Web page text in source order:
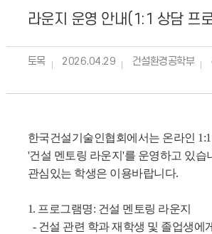
라운지 운영 안내(1:1 상담 프
토목 2026.04.29 건설환경공학부
한국건설기술인협회에서는 온라인
'건설 멘토링 라운지'를 운영하고 있습
관심있는 학생은 이용바랍니다.
1. 프로그램명: 건설 멘토링 라운지
- 건설 관련 학과 재학생 및 졸업생에